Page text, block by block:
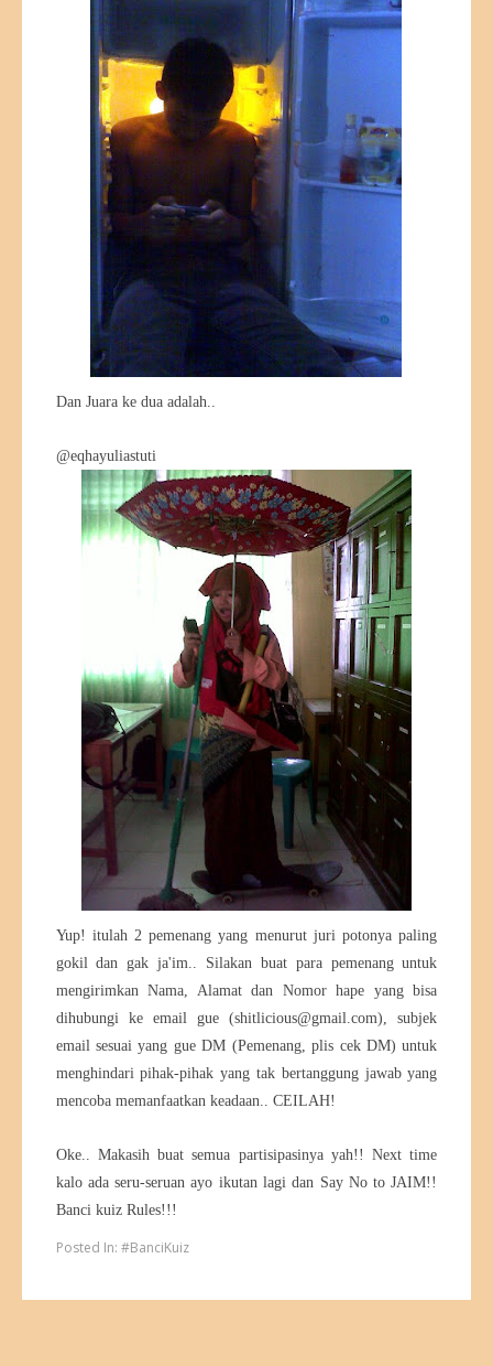
Dan Juara ke dua adalah..
@eqhayuliastuti
Yup! itulah 2 pemenang yang menurut juri potonya paling
gokil dan gak ja'im.. Silakan buat para pemenang untuk
mengirimkan Nama, Alamat dan Nomor hape yang bisa
dihubungi ke email gue (shitlicious@gmail.com), subjek
email sesuai yang gue DM (Pemenang, plis cek DM) untuk
menghindari pihak-pihak yang tak bertanggung jawab yang
mencoba memanfaatkan keadaan.. CEILAH!
Oke.. Makasih buat semua partisipasinya yah!! Next time
kalo ada seru-seruan ayo ikutan lagi dan Say No to JAIM!!
Banci kuiz Rules!!!
Posted In: #BanciKuiz